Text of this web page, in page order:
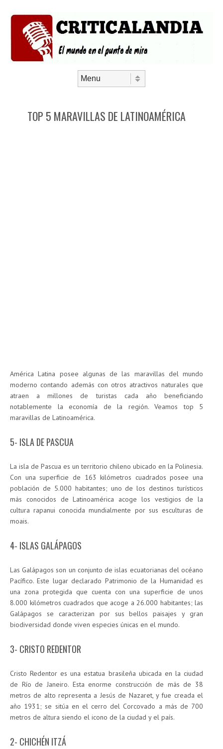
TOP 5 MARAVILLAS DE LATINOAMÉRICA
América Latina posee algunas de las maravillas del mundo
moderno contando además con otros atractivos naturales que
atraen a millones de turistas cada año beneficiando
notablemente la economía de la región. Veamos top 5
maravillas de Latinoamérica.
5- ISLA DE PASCUA
La isla de Pascua es un territorio chileno ubicado en la Polinesia.
Con una superficie de 163 kilómetros cuadrados posee una
población de 5.000 habitantes; uno de los destinos turísticos
más conocidos de Latinoamérica acoge los vestigios de la
cultura rapanui conocida mundialmente por sus esculturas de
moais.
4- ISLAS GALÁPAGOS
Las Galápagos son un conjunto de islas ecuatorianas del océano
Pacífico. Este lugar declarado Patrimonio de la Humanidad es
una zona protegida que cuenta con una superficie de unos
8.000 kilómetros cuadrados que acoge a 26.000 habitantes; las
Galápagos se caracterizan por sus bellos paisajes y gran
biodiversidad donde viven especies únicas en el mundo.
3- CRISTO REDENTOR
Cristo Redentor es una estatua brasileña ubicada en la ciudad
de Río de Janeiro. Esta enorme construcción de más de 38
metros de alto representa a Jesús de Nazaret, y fue creada el
año 1931; se sitúa en el cerro del Corcovado a más de 700
metros de altura siendo el icono de la ciudad y el país.
2- CHICHÉN ITZÁ